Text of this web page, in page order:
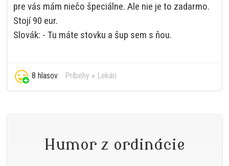
pre vás mám niečo špeciálne. Ale nie je to zadarmo.
Stojí 90 eur.
Slovák: - Tu máte stovku a šup sem s ňou.
8 hlasov Príbehy » Lekári
Humor z ordinácie